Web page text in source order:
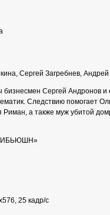
Сергей Загребнев,
бизнесмен Сергей Андронов
Следствию помогает
а также муж убитой
25 кадр/с